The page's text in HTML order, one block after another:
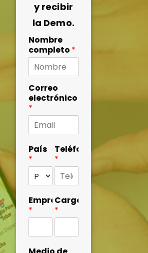
y recibir
la Demo.
Nombre
completo *
Correo
electrónico
*
País
*
Teléfono
*
Empresa
*
Cargo
*